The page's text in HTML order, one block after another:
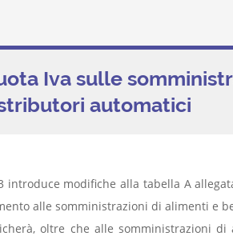
Iva sulle
automatici
introduce modifiche alla tabella A
alle somministrazioni di alimenti e
oltre che alle somministrazioni